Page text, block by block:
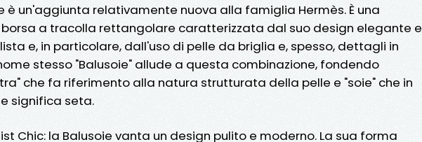
è un'aggiunta relativamente nuova alla famiglia Hermès. È una
a tracolla rettangolare caratterizzata dal suo design elegante e
e, in particolare, dall'uso di pelle da briglia e, spesso, dettagli in
stesso "Balusoie" allude a questa combinazione, fondendo
che fa riferimento alla natura strutturata della pelle e "soie" che in
significa seta.
Chic: la Balusoie vanta un design pulito e moderno. La sua forma